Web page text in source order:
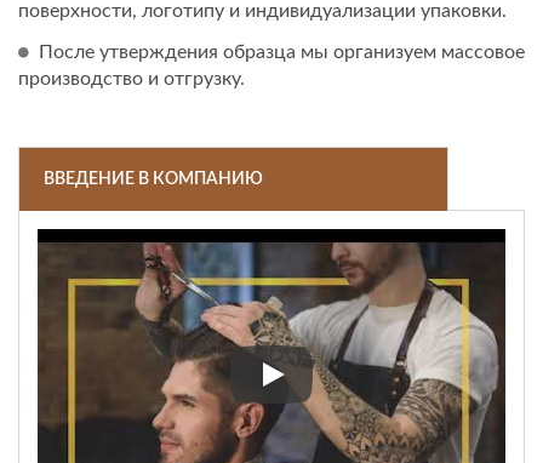
поверхности, логотипу и индивидуализации упаковки.
После утверждения образца мы организуем массовое
производство и отгрузку.
ВВЕДЕНИЕ В КОМПАНИЮ
О нас